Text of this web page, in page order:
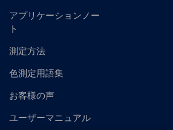
アプリケーションノー
ト
測定方法
色測定用語集
お客様の声
ユーザーマニュアル